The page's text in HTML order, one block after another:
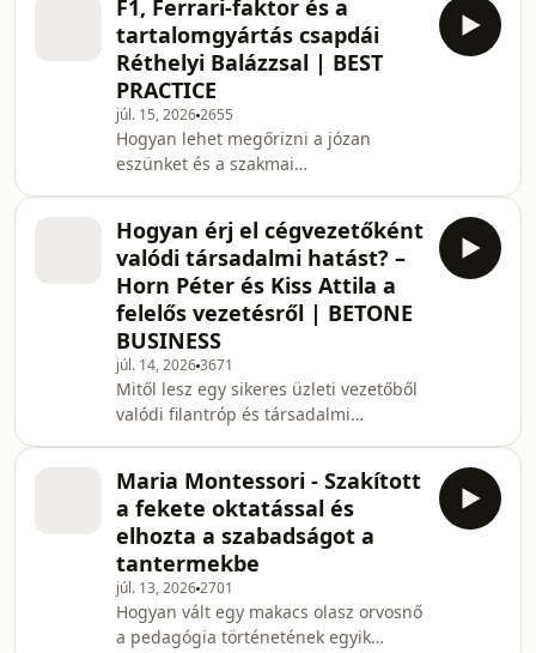
gyógyulását és a belső békéjét
választja. Az Egyszer lent legújabb
epizódjában Réti Barnabás
beszélgetőpartnereként Mariann
mesél a gyermekkori és felnőttkori
betegségeiről, a sportolói
túlterhelésről, a fájdalom leplezéséről
és arról, hogyan lett mára
endometriózis coach,
F1, Ferrari-faktor és a
tartalomgyártás csapdái
Réthelyi Balázzsal | BEST
PRACTICE
júl. 15, 20262655
Hogyan lehet megőrizni a józan
eszünket és a szakmai
folyton változó algoritmusok
diktálnak? A Best Practice legújabb
adásában Réthelyi Balázs, a Tribün
Podcast társalapítója és a Betone
social média szerkesztője bevezet
minket a Forma–1 világába, és
elmeséli azt is, hogyan lett a
nagypapájával közös vasárnapi
futamnézésekből
Hogyan érj el cégvezetőként
valódi társadalmi hatást? –
Horn Péter és Kiss Attila a
felelős vezetésről | BETONE
BUSINESS
júl. 14, 20263671
Mitől lesz egy sikeres üzleti vezetőből
valódi filantróp és társadalmi
mentorálás és a másokért való
cselekvés belső igénye? A Betone
Business különkiadásában Pistyur
Veronika a Menedzserek Országos
Szövetsége és az E.ON közös „Év
Menedzsere a Társadalomért”
különdíjasával, Horn Péterrel, a B.
Maria Montessori - Szakított
a fekete oktatással és
elhozta a szabadságot a
tantermekbe
júl. 13, 20262701
Hogyan vált egy makacs olasz orvosnő
a pedagógia történetének egyik